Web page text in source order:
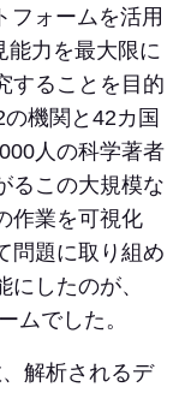
フォームを活用
能力を最大限に
することを目的
機関と42カ国
人の科学著者
るこの大規模な
作業を可視化
問題に取り組め
したのが、
ムでした。
解析されるデ